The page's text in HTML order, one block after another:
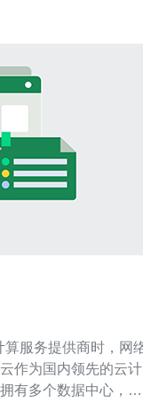
作为国内领先的云计
有多个数据中心，其